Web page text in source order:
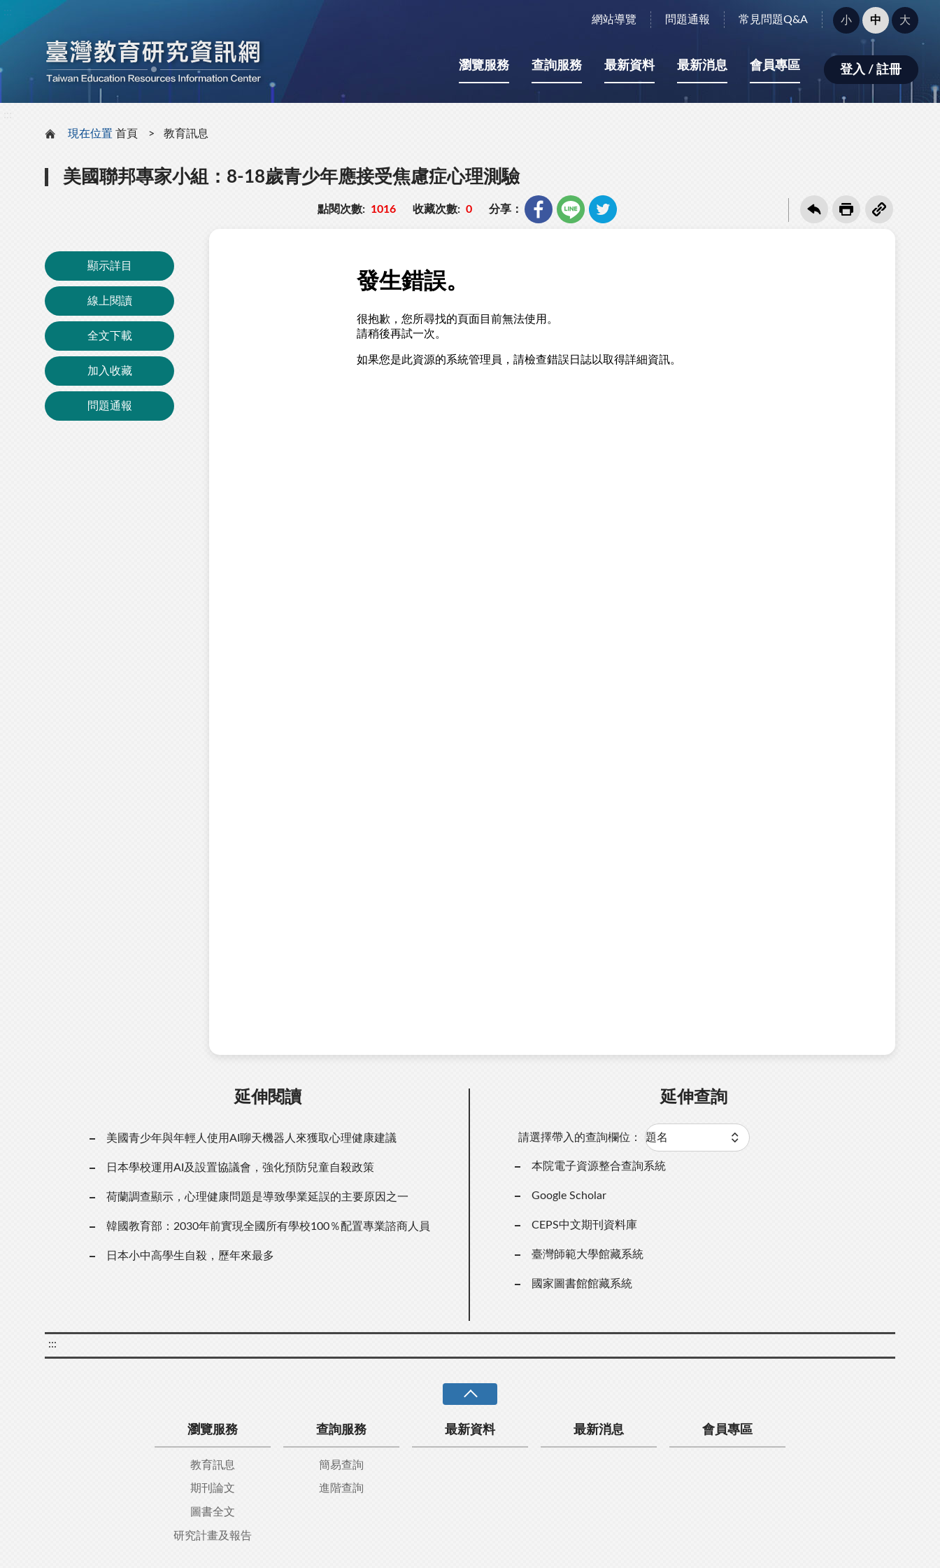
網站導覽 問題通報 常見問題Q&A
字
型
小：
小 中 大
瀏覽服務 查詢服務 最新資料 最新消息 會員專區 登入 / 註冊
現在位置 首頁 教育訊息
美國聯邦專家小組：8-18歲青少年應接受焦慮症心理測驗
點閱次數: 1016 收藏次數: 0 分享：
顯示詳目
線上閱讀
全文下載
加入收藏
問題通報
延伸閱讀
美國青少年與年輕人使用AI聊天機器人來獲取心理健康建議
日本學校運用AI及設置協議會，強化預防兒童自殺政策
荷蘭調查顯示，心理健康問題是導致學業延誤的主要原因之一
韓國教育部：2030年前實現全國所有學校100％配置專業諮商人員
日本小中高學生自殺，歷年來最多
延伸查詢
請選擇帶入的查詢欄位：
本院電子資源整合查詢系統
Google Scholar
CEPS中文期刊資料庫
臺灣師範大學館藏系統
國家圖書館館藏系統
:::
瀏覽服務
教育訊息
期刊論文
圖書全文
研究計畫及報告
查詢服務
簡易查詢
進階查詢
最新資料 最新消息 會員專區